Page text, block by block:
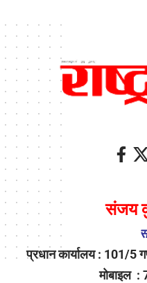
संजय
प्रधान कार्यालय : 101/5
मोबाइल